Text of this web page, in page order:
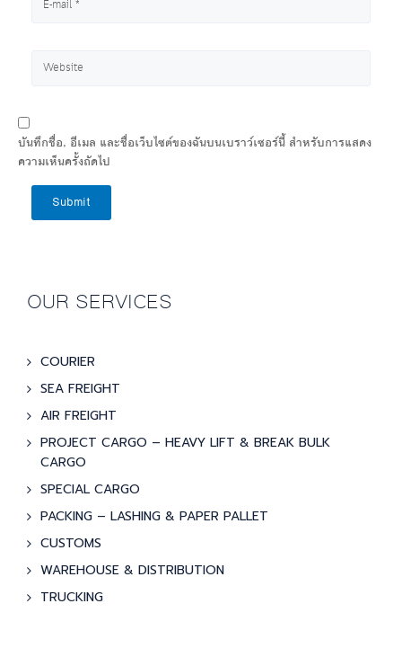
บันทึกชื่อ, อีเมล และชื่อเว็บไซต์ของฉันบนเบราว์เซอร์นี้ สำหรับการแสดง
ความเห็นครั้งถัดไป
Submit
OUR SERVICES
COURIER
SEA FREIGHT
AIR FREIGHT
PROJECT CARGO – HEAVY LIFT & BREAK BULK
CARGO
SPECIAL CARGO
PACKING – LASHING & PAPER PALLET
CUSTOMS
WAREHOUSE & DISTRIBUTION
TRUCKING